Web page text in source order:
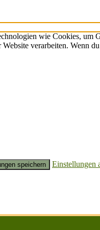
wie Cookies, um
verarbeiten. Wenn
speichern Einstellungen